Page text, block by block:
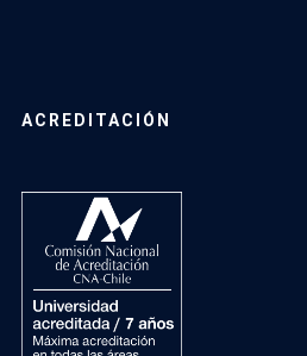
ACREDITACIÓN